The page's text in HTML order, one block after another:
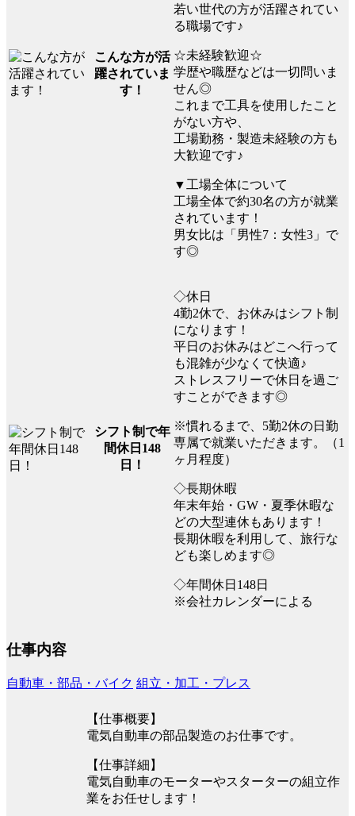
こんな方が活
躍されていま
す！
若い世代の方が活躍されてい
る職場です♪
☆未経験歓迎☆
学歴や職歴などは一切問いま
せん◎
これまで工具を使用したこと
がない方や、
工場勤務・製造未経験の方も
大歓迎です♪
▼工場全体について
工場全体で約30名の方が就業
されています！
男女比は「男性7：女性3」で
す◎
シフト制で年
間休日148
日！
◇休日
4勤2休で、お休みはシフト制
になります！
平日のお休みはどこへ行って
も混雑が少なくて快適♪
ストレスフリーで休日を過ご
すことができます◎
※慣れるまで、5勤2休の日勤
専属で就業いただきます。（1
ヶ月程度）
◇長期休暇
年末年始・GW・夏季休暇な
どの大型連休もあります！
長期休暇を利用して、旅行な
ども楽しめます◎
◇年間休日148日
※会社カレンダーによる
仕事内容
自動車・部品・バイク 組立・加工・プレス
【仕事概要】
電気自動車の部品製造のお仕事です。
【仕事詳細】
電気自動車のモーターやスターターの組立作
業をお任せします！